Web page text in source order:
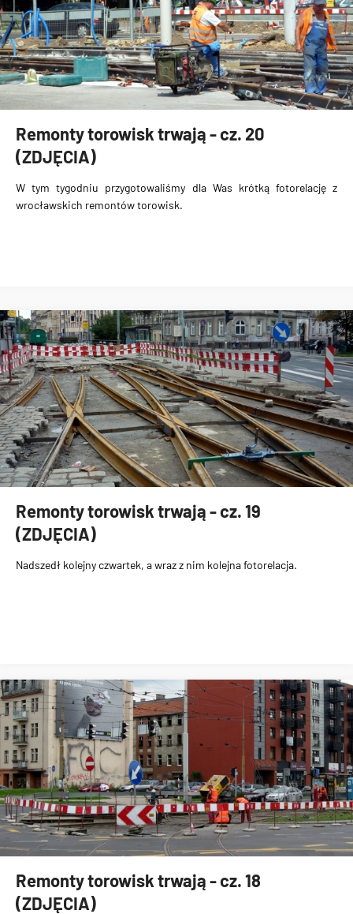
Remonty torowisk trwają - cz. 20
(ZDJĘCIA)
W tym tygodniu przygotowaliśmy dla Was krótką fotorelację z
wrocławskich remontów torowisk.
Remonty torowisk trwają - cz. 19
(ZDJĘCIA)
Nadszedł kolejny czwartek, a wraz z nim kolejna fotorelacja.
Remonty torowisk trwają - cz. 18
(ZDJĘCIA)